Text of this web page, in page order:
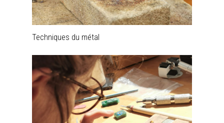
Techniques du métal